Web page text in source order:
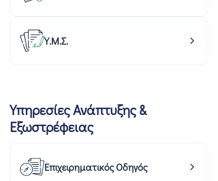
Υ.Μ.Σ.
Υπηρεσίες Ανάπτυξης &
Εξωστρέφειας
Επιχειρηματικός Οδηγός